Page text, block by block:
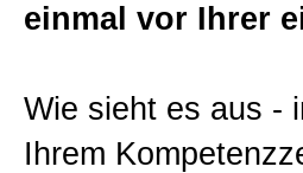
Allgemein
Sitemap
einmal vor Ihrer
Wie sieht es aus -
Ihrem